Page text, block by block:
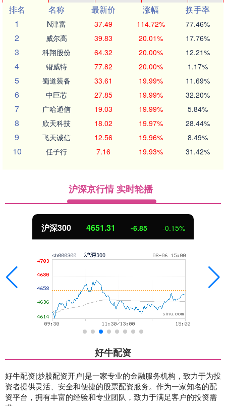
排名
名称 最新价 涨幅
换手率
1
N津富 37.49 114.72% 77.46%
2 威尔高 39.83 20.01% 17.76%
3 科翔股份 64.32 20.00% 12.21%
4 锴威特 77.82 20.00% 1.17%
5 蜀道装备 33.61 19.99% 11.69%
6 中巨芯 27.85 19.99% 32.20%
7 广哈通信 19.03 19.99% 5.84%
8 欣天科技 18.02 19.97% 28.44%
9 飞天诚信 12.56 19.96% 8.49%
10 任子行 7.16 19.93% 31.42%
沪深京行情 实时轮播
沪深300 4651.31 -6.85 -0.15%
好牛配资
好牛配资|炒股配资开户|是一家专业的金融服务机构，致力于为投
资者提供灵活、安全和便捷的股票配资服务。作为一家知名的配
资平台，拥有丰富的经验和专业团队，致力于满足客户的投资需